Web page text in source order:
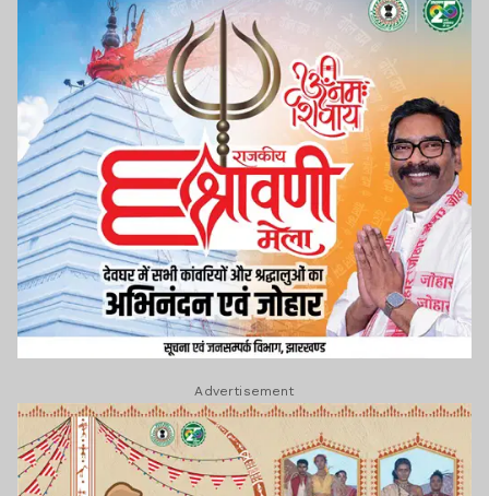
Advertisement